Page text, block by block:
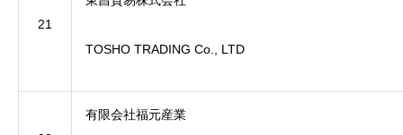
21
TOSHO TRADING Co., LTD
有限会社福元産業